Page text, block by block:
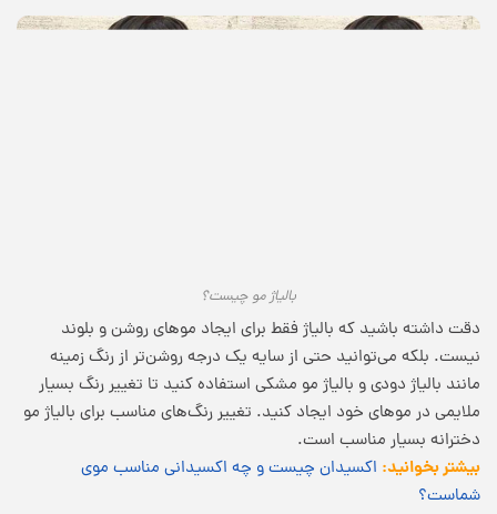
بالیاژ مو چیست؟
دقت داشته باشید که بالیاژ فقط برای ایجاد موهای روشن و بلوند
نیست. بلکه می‌توانید حتی از سایه یک درجه روشن‌تر از رنگ زمینه
مانند بالیاژ دودی و بالیاژ مو مشکی استفاده کنید تا تغییر رنگ بسیار
ملایمی در موهای خود ایجاد کنید. تغییر رنگ‌های مناسب برای بالیاژ مو
دخترانه بسیار مناسب است.
بیشتر بخوانید: اکسیدان چیست و چه اکسیدانی مناسب موی
شماست؟